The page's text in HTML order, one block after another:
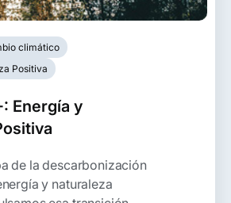
climático
Positiva
Energía y
de la descarbonización
y naturaleza